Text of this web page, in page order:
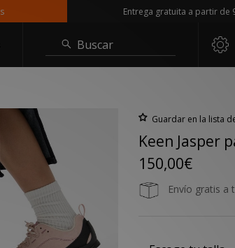
Entrega gratuita a partir de 90€
Buscar
Guardar en la lista
Keen Jasper
150,00€
Envío gratis a